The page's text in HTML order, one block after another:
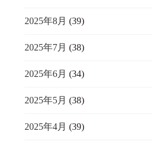
2025年8月 (39)
2025年7月 (38)
2025年6月 (34)
2025年5月 (38)
2025年4月 (39)